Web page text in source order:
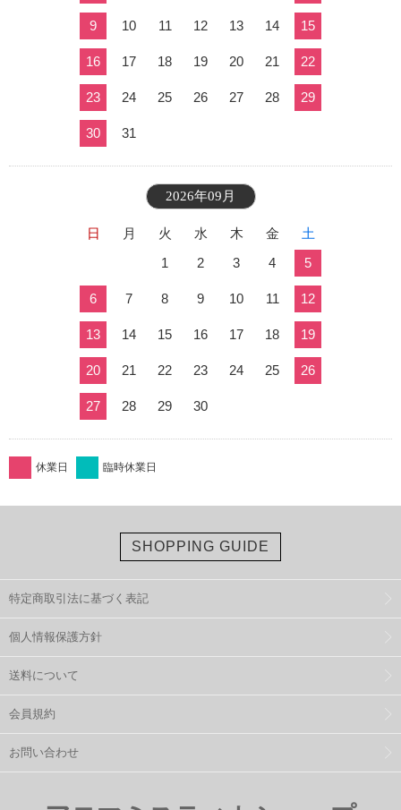
9 10 11 12 13 14 15
16 17 18 19 20 21 22
23 24 25 26 27 28 29
30 31
2026年09月
日 月 火 水 木 金
土
1
2 3 4 5
6 7 8 9 10 11 12
13 14 15 16 17 18 19
20 21 22 23 24 25 26
27 28 29 30
休業日 臨時休業日
SHOPPING GUIDE
特定商取引法に基づく表記
個人情報保護方針
送料について
会員規約
お問い合わせ